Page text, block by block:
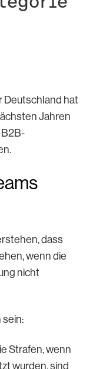
Deutschland hat
Jahren
dass
wenn die
nicht
sein:
Strafen, wenn
wurden, sind